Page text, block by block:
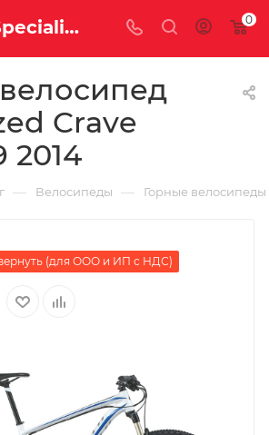
Купить Specialized Crave Comp 29 2014 за рублей, а со скидкой 0
Crave
2014
— Велосипеды — Горные велосипеды
(для ООО и ИП с НДС)